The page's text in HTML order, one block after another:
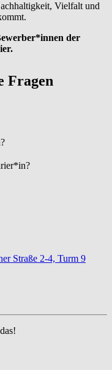
Vielfalt und
der
Fragen
Straße 2-4, Turm 9